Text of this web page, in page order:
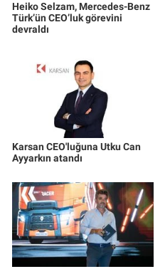
Heiko Selzam, Mercedes-Benz
Türk’ün CEO’luk görevini
devraldı
Karsan CEO'luğuna Utku Can
Ayyarkın atandı